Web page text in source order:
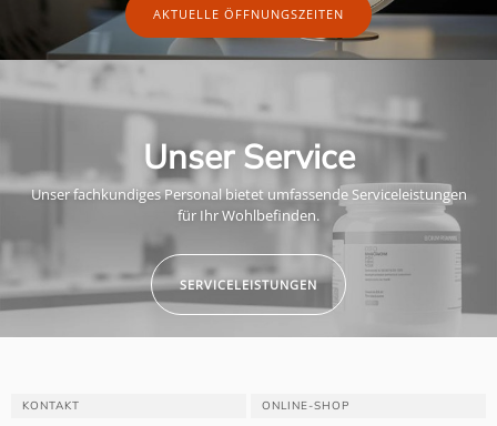
AKTUELLE ÖFFNUNGSZEITEN
Unser Service
Unser fachkundiges Personal bietet umfassende Serviceleistungen
für Ihr Wohlbefinden.
SERVICELEISTUNGEN
KONTAKT ONLINE-SHOP